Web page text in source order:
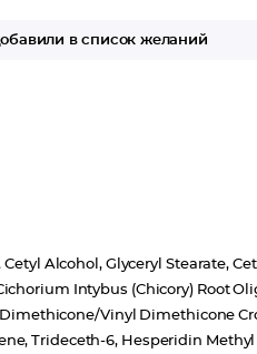
в список желаний
Alcohol, Glyceryl Stearate,
Intybus (Chicory) Root
Vinyl Dimethicone
Trideceth-6, Hesperidin